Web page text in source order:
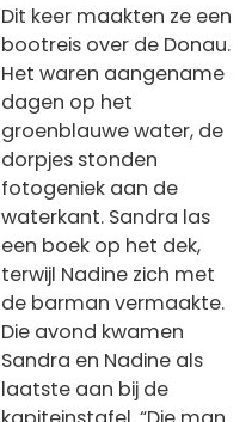
Dit keer maakten ze een
bootreis over de Donau.
Het waren aangename
dagen op het
groenblauwe water, de
dorpjes stonden
fotogeniek aan de
waterkant. Sandra las
een boek op het dek,
terwijl Nadine zich met
de barman vermaakte.
Die avond kwamen
Sandra en Nadine als
laatste aan bij de